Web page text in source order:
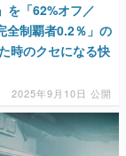
ムにまつわる言葉
ー文化史研究家・タ
を「62%オフ／
全制覇者0.2％」の
時のクセになる快
2025年9月10日 公開